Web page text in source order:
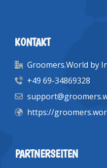
KONTAKT
Groomers.World by
+49 69-34869328
https://
PARTNERSEITEN